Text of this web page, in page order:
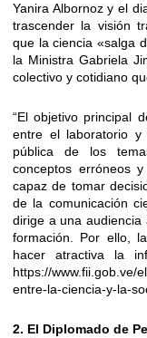
Yanira Albornoz y el
trascender la visión
que la ciencia «salga
la Ministra Gabriela
colectivo y cotidiano
“El objetivo principal
entre el laboratorio y
pública de los
conceptos erróneos
capaz de tomar
de la comunicación
dirige a una audiencia
formación. Por ello,
hacer atractiva la
https://www.fii.gob.ve/
entre-la-ciencia-y-la-
2. El Diplomado de